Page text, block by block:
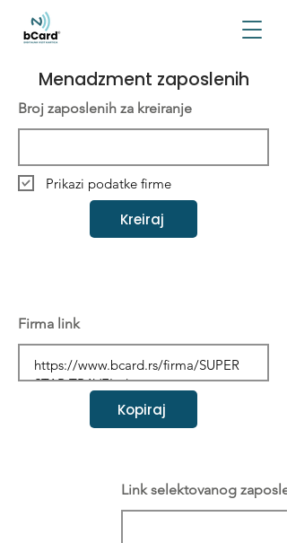
Menadzment zaposlenih
Broj zaposlenih za kreiranje
Prikazi podatke firme
Kreiraj
Firma link
Kopiraj
Link selektovanog